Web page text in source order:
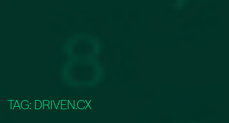
TAG: DRIVEN.CX